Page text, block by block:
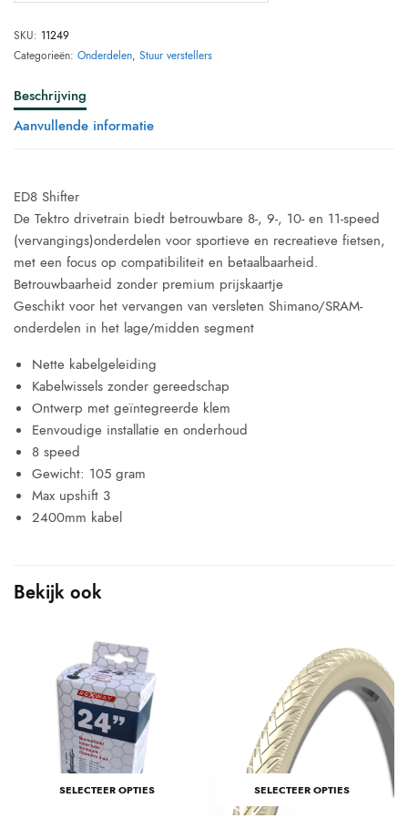
SKU: 11249
Categorieën: Onderdelen, Stuur verstellers
Beschrijving
Aanvullende informatie
ED8 Shifter
De Tektro drivetrain biedt betrouwbare 8-, 9-, 10- en 11-speed
(vervangings)onderdelen voor sportieve en recreatieve fietsen,
met een focus op compatibiliteit en betaalbaarheid.
Betrouwbaarheid zonder premium prijskaartje
Geschikt voor het vervangen van versleten Shimano/SRAM-
onderdelen in het lage/midden segment
Nette kabelgeleiding
Kabelwissels zonder gereedschap
Ontwerp met geïntegreerde klem
Eenvoudige installatie en onderhoud
8 speed
Gewicht: 105 gram
Max upshift 3
2400mm kabel
Bekijk ook
SELECTEER OPTIES SELECTEER OPTIES